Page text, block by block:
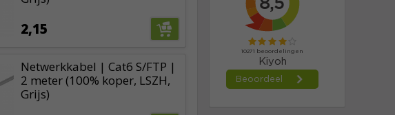
2,15
Netwerkkabel | Cat6 S/FTP |
2 meter (100% koper, LSZH,
Grijs)